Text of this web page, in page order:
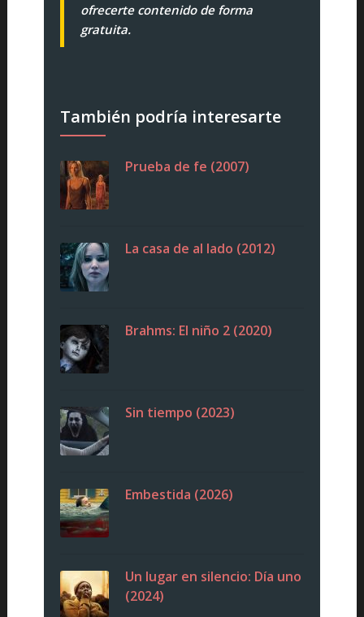
ofrecerte contenido de forma
gratuita.
También podría interesarte
Prueba de fe (2007)
La casa de al lado (2012)
Brahms: El niño 2 (2020)
Sin tiempo (2023)
Embestida (2026)
Un lugar en silencio: Día uno
(2024)